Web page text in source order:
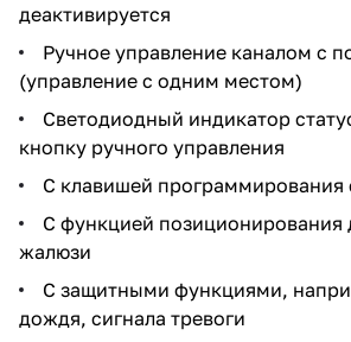
деактивируется
Ручное управление каналом с
(управление с одним местом)
Светодиодный индикатор
кнопку ручного управления
С клавишей программирования
С функцией позиционирования
жалюзи
С защитными функциями,
дождя, сигнала тревоги